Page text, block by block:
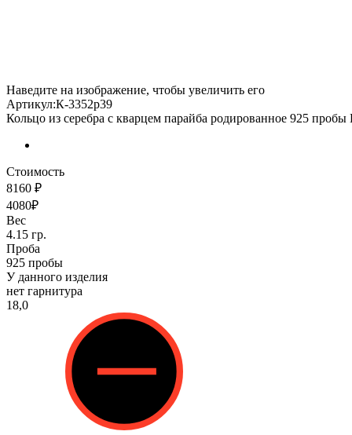
Наведите на изображение, чтобы увеличить его
Артикул:К-3352р39
Кольцо из серебра с кварцем парайба родированное 925 пробы
Стоимость
8160 ₽
4080₽
Вес
4.15 гр.
Проба
925 пробы
У данного изделия
нет гарнитура
18,0